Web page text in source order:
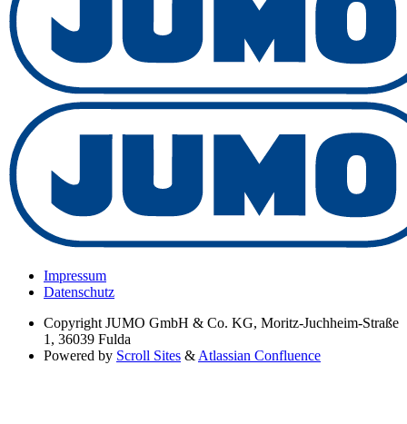
Impressum
Datenschutz
Copyright JUMO GmbH & Co. KG, Moritz-Juchheim-Straße
1, 36039 Fulda
Powered by Scroll Sites & Atlassian Confluence